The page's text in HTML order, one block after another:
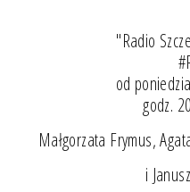
"Radio
od
godz.
Małgorzata Frymus,
i